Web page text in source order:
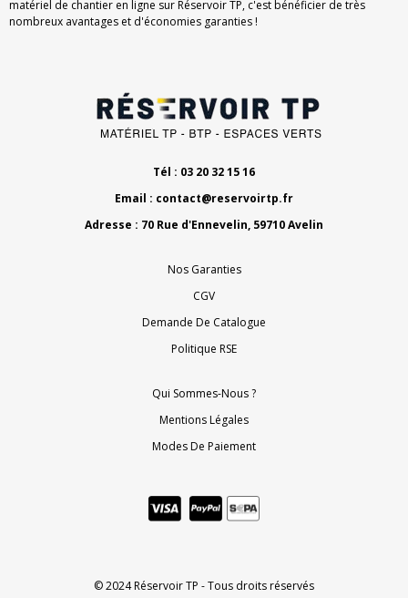
matériel de chantier en ligne sur Réservoir TP, c'est bénéficier de très
nombreux avantages et d'économies garanties !
Tél : 03 20 32 15 16
Email : contact@reservoirtp.fr
Adresse : 70 Rue d'Ennevelin, 59710 Avelin
Nos Garanties
CGV
Demande De Catalogue
Politique RSE
Qui Sommes-Nous ?
Mentions Légales
Modes De Paiement
© 2024 Réservoir TP - Tous droits réservés